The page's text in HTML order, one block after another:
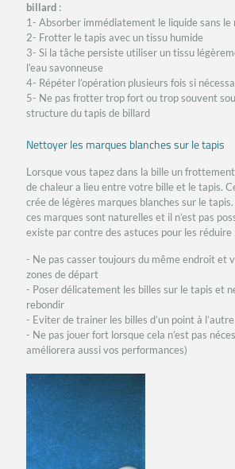
billard :
1- Absorber immédiatement le liquide sans le
2- Frotter le tapis avec un tissu humide
3- Si la tâche persiste utiliser un tissu
l’eau savonneuse
4- Répéter l’opération plusieurs fois si
5- Ne pas frotter trop fort ou trop souvent
structure du tapis de billard
Nettoyer les marques blanches sur le tapis
Lorsque vous tapez dans la bille un
de chaleur a lieu entre votre bille et le tapis.
crée de légères marques blanches sur le
ces marques sont naturelles et il n’est pas
existe par contre des astuces pour les réduire
- Ne pas casser toujours du même endroit et
zones de départ
- Poser délicatement les billes sur le tapis et
rebondir
- Eviter de trainer les billes d’un point à
- Ne pas jouer fort lorsque cela n’est pas
améliorera aussi vos performances)